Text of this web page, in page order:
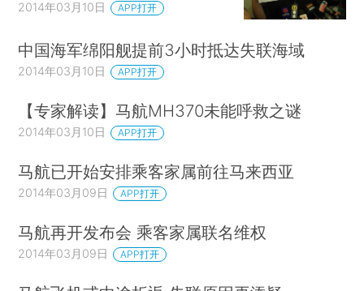
2014年03月10日 APP打开
中国海军绵阳舰提前3小时抵达失联海域
2014年03月10日 APP打开
【专家解读】马航MH370未能呼救之谜
2014年03月10日 APP打开
马航已开始安排乘客家属前往马来西亚
2014年03月09日 APP打开
马航再开发布会 乘客家属联名维权
2014年03月09日 APP打开